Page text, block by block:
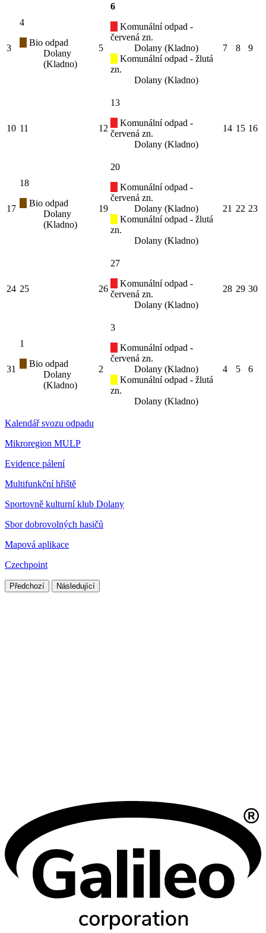
3
4
Bio odpad
Dolany
(Kladno)
5
6
Komunální odpad -
červená zn.
Dolany (Kladno)
Komunální odpad - žlutá
zn.
Dolany (Kladno)
7 8 9
10 11 12
13
Komunální odpad -
červená zn.
Dolany (Kladno)
14 15 16
17
18
Bio odpad
Dolany
(Kladno)
19
20
Komunální odpad -
červená zn.
Dolany (Kladno)
Komunální odpad - žlutá
zn.
Dolany (Kladno)
21 22 23
24 25 26
27
Komunální odpad -
červená zn.
Dolany (Kladno)
28 29 30
31
1
Bio odpad
Dolany
(Kladno)
2
3
Komunální odpad -
červená zn.
Dolany (Kladno)
Komunální odpad - žlutá
zn.
Dolany (Kladno)
4 5 6
Kalendář svozu odpadu
Mikroregion MULP
Evidence pálení
Multifunkční hřiště
Sportovně kulturní klub Dolany
Sbor dobrovolných hasičů
Mapová aplikace
Czechpoint
Předchozí Následující